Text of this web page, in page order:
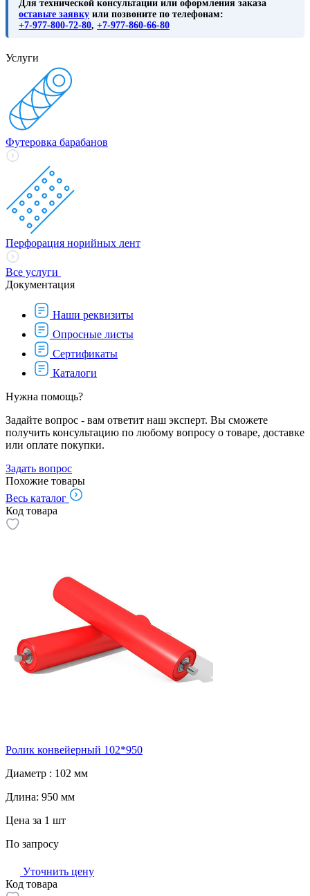
Для технической консультации или оформления заказа
оставьте заявку или позвоните по телефонам:
+7-977-800-72-80, +7-977-860-66-80
Услуги
Футеровка барабанов
Перфорация норийных лент
Все услуги
Документация
Наши реквизиты
Опросные листы
Сертификаты
Каталоги
Нужна помощь?
Задайте вопрос - вам ответит наш эксперт. Вы сможете
получить консультацию по любому вопросу о товаре, доставке
или оплате покупки.
Задать вопрос
Похожие товары
Весь каталог
Код товара
Ролик конвейерный 102*950
Диаметр : 102 мм
Длина: 950 мм
Цена за 1 шт
По запросу
Уточнить цену
Код товара